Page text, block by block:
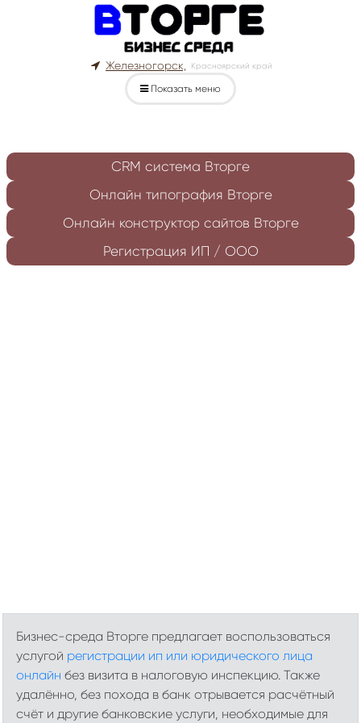
Железногорск, Красноярский край
Показать меню
CRM система Вторге
Онлайн типография Вторге
Онлайн конструктор сайтов Вторге
Регистрация ИП / ООО
Бизнес-среда Вторге предлагает воспользоваться
услугой регистрации ип или юридического лица
онлайн без визита в налоговую инспекцию. Также
удалённо, без похода в банк отрывается расчётный
счёт и другие банковские услуги, необходимые для